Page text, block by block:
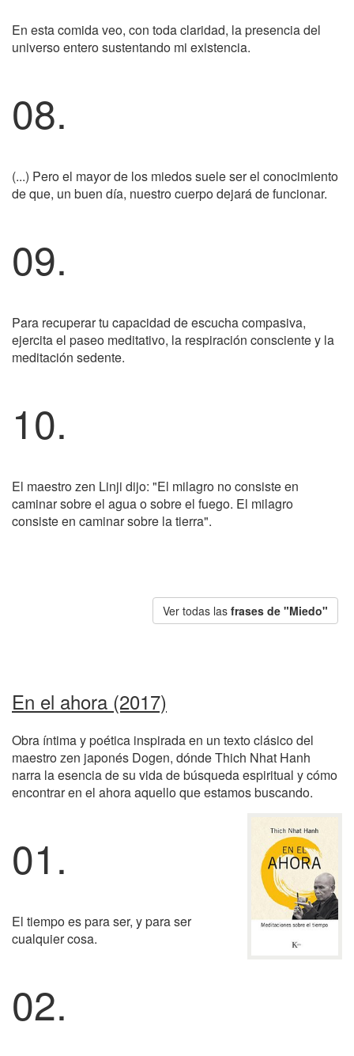
En esta comida veo, con toda claridad, la presencia del
universo entero sustentando mi existencia.
08.
(...) Pero el mayor de los miedos suele ser el conocimiento
de que, un buen día, nuestro cuerpo dejará de funcionar.
09.
Para recuperar tu capacidad de escucha compasiva,
ejercita el paseo meditativo, la respiración consciente y la
meditación sedente.
10.
El maestro zen Linji dijo: "El milagro no consiste en
caminar sobre el agua o sobre el fuego. El milagro
consiste en caminar sobre la tierra".
Ver todas las frases de "Miedo"
En el ahora (2017)
Obra íntima y poética inspirada en un texto clásico del
maestro zen japonés Dogen, dónde Thich Nhat Hanh
narra la esencia de su vida de búsqueda espiritual y cómo
encontrar en el ahora aquello que estamos buscando.
01.
El tiempo es para ser, y para ser
cualquier cosa.
02.